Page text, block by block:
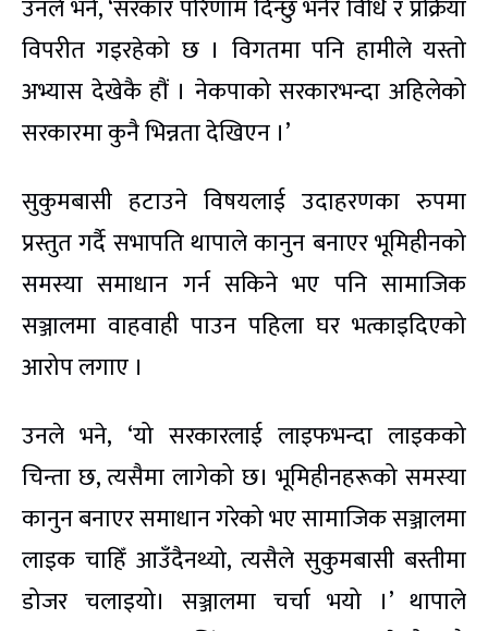
उनले भने, ‘सरकार परिणाम दिन्छु भनेर विधि र प्रक्रिया
विपरीत गइरहेको छ । विगतमा पनि हामीले यस्तो
अभ्यास देखेकै हौं । नेकपाको सरकारभन्दा अहिलेको
सरकारमा कुनै भिन्नता देखिएन ।’
सुकुमबासी हटाउने विषयलाई उदाहरणका रुपमा
प्रस्तुत गर्दै सभापति थापाले कानुन बनाएर भूमिहीनको
समस्या समाधान गर्न सकिने भए पनि सामाजिक
सञ्जालमा वाहवाही पाउन पहिला घर भत्काइदिएको
आरोप लगाए ।
उनले भने, ‘यो सरकारलाई लाइफभन्दा लाइकको
चिन्ता छ, त्यसैमा लागेको छ। भूमिहीनहरूको समस्या
कानुन बनाएर समाधान गरेको भए सामाजिक सञ्जालमा
लाइक चाहिँ आउँदैनथ्यो, त्यसैले सुकुमबासी बस्तीमा
डोजर चलाइयो। सञ्जालमा चर्चा भयो ।’ थापाले